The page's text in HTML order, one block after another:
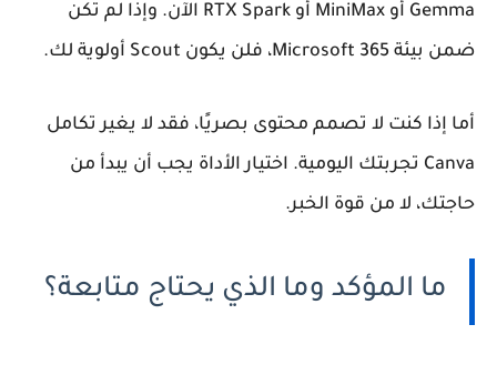
Gemma أو MiniMax أو RTX Spark الآن. وإذا لم تكن
ضمن بيئة Microsoft 365، فلن يكون Scout أولوية لك.
أما إذا كنت لا تصمم محتوى بصريًا، فقد لا يغير تكامل
Canva تجربتك اليومية. اختيار الأداة يجب أن يبدأ من
حاجتك، لا من قوة الخبر.
ما المؤكد وما الذي يحتاج متابعة؟